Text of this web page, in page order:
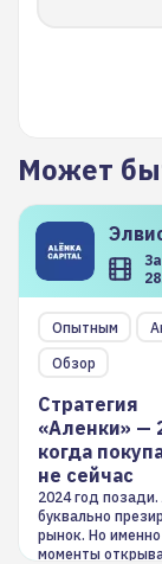
Может
Опытным
Обзор
Стратегия
«Аленки» —
когда
не сейчас
2024 год
буквально
рынок. Но
моменты